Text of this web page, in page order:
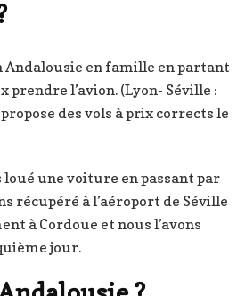
Andalousie en famille en partant
prendre l’avion. (Lyon- Séville :
des vols à prix corrects le
loué une voiture en passant par
récupéré à l’aéroport de Séville
à Cordoue et nous l’avons
jour.